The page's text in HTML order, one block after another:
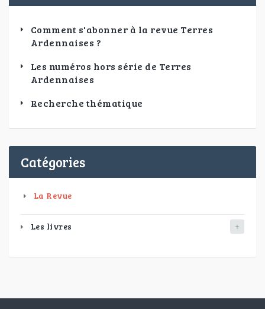
Comment s'abonner à la revue Terres
Ardennaises ?
Les numéros hors série de Terres
Ardennaises
Recherche thématique
Catégories
La Revue
Les livres